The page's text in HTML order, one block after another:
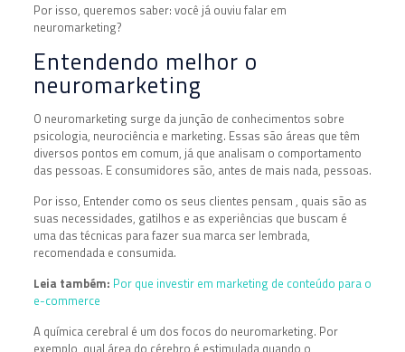
Por isso, queremos saber: você já ouviu falar em
neuromarketing?
Entendendo melhor o
neuromarketing
O neuromarketing surge da junção de conhecimentos sobre
psicologia, neurociência e marketing. Essas são áreas que têm
diversos pontos em comum, já que analisam o comportamento
das pessoas. E consumidores são, antes de mais nada, pessoas.
Por isso, Entender como os seus clientes pensam , quais são as
suas necessidades, gatilhos e as experiências que buscam é
uma das técnicas para fazer sua marca ser lembrada,
recomendada e consumida.
Leia também: Por que investir em marketing de conteúdo para o
e-commerce
A química cerebral é um dos focos do neuromarketing. Por
exemplo, qual área do cérebro é estimulada quando o